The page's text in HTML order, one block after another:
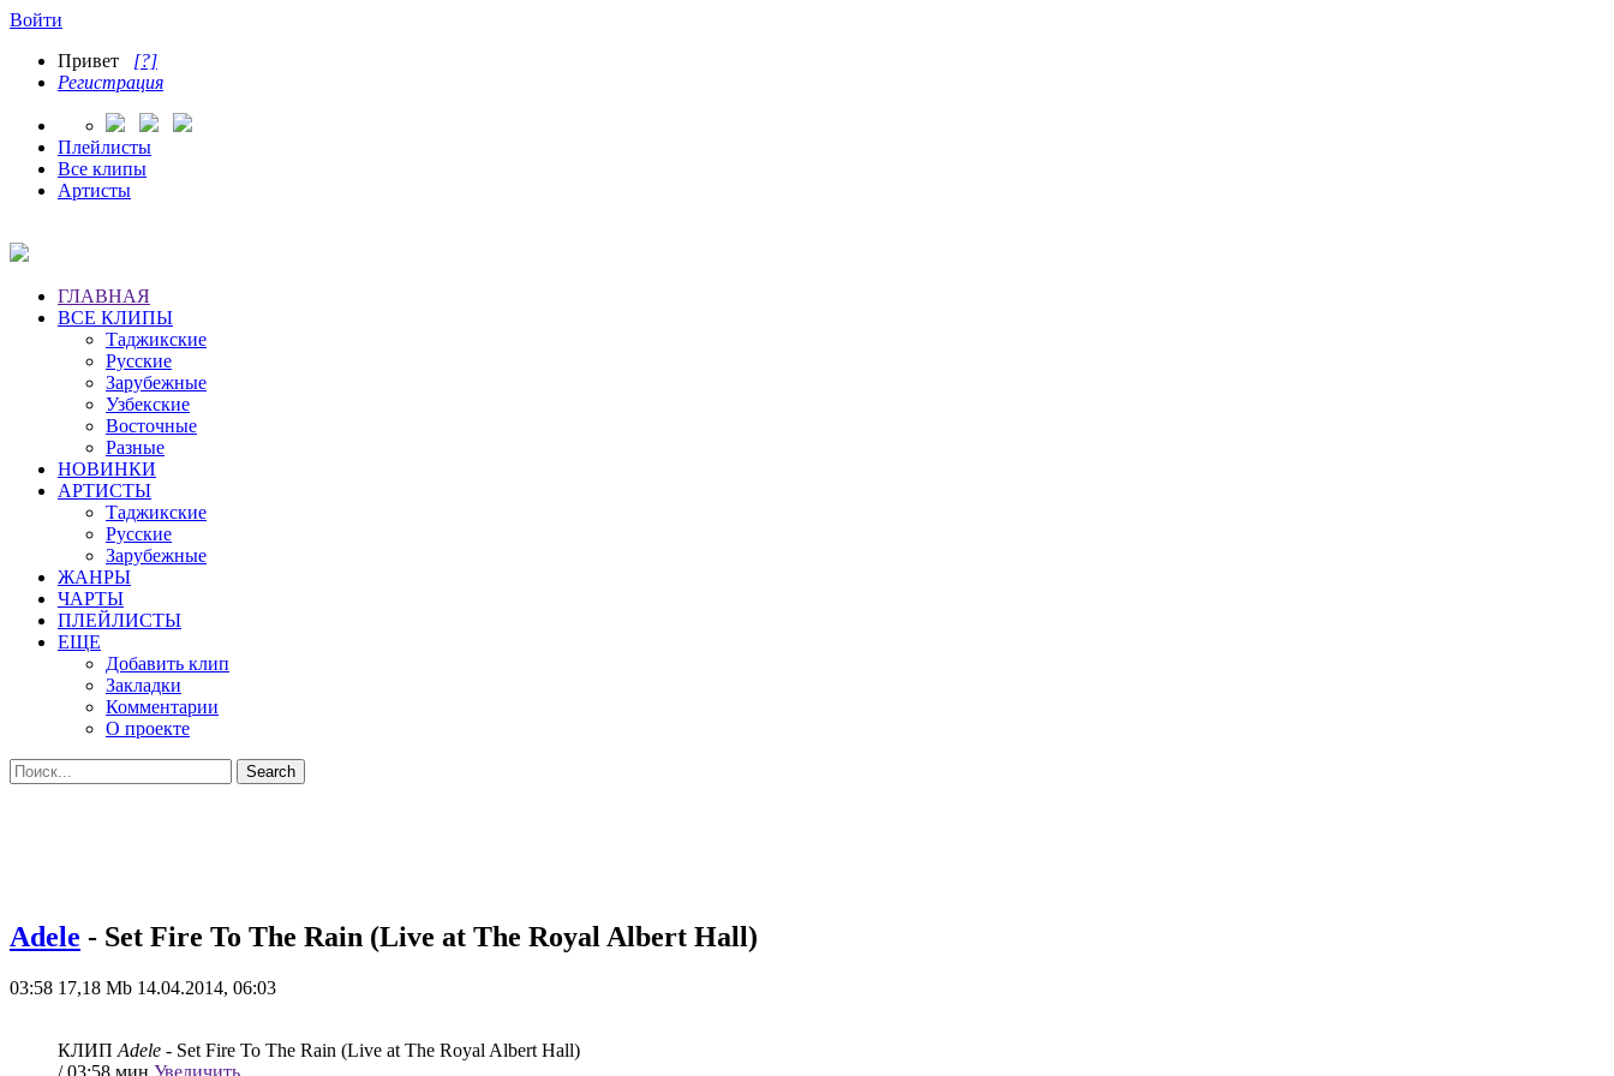
Войти
Привет [?]
Регистрация
Плейлисты
Все клипы
Артисты
ГЛАВНАЯ
ВСЕ КЛИПЫ
Таджикские
Русские
Зарубежные
Узбекские
Восточные
Разные
НОВИНКИ
АРТИСТЫ
Таджикские
Русские
Зарубежные
ЖАНРЫ
ЧАРТЫ
ПЛЕЙЛИСТЫ
ЕЩЕ
Добавить клип
Закладки
Комментарии
О проекте
Adele - Set Fire To The Rain (Live at The Royal Albert Hall)
03:58 17,18 Mb 14.04.2014, 06:03
КЛИП Adele - Set Fire To The Rain (Live at The Royal Albert Hall)
/ 03:58 мин Увеличить